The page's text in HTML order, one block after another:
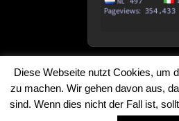
↑
©2026
Diese Webseite nutzt Cookies, um
zu machen. Wir gehen davon aus,
sind. Wenn dies nicht der Fall ist,